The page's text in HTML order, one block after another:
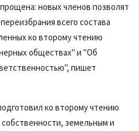
новых членов позволят
всего состава
ко второму чтению
обществах" и "Об
пишет
ко второму чтению
земельным и